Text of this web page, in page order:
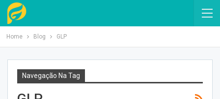
Home Blog GLP
Navegação Na Tag